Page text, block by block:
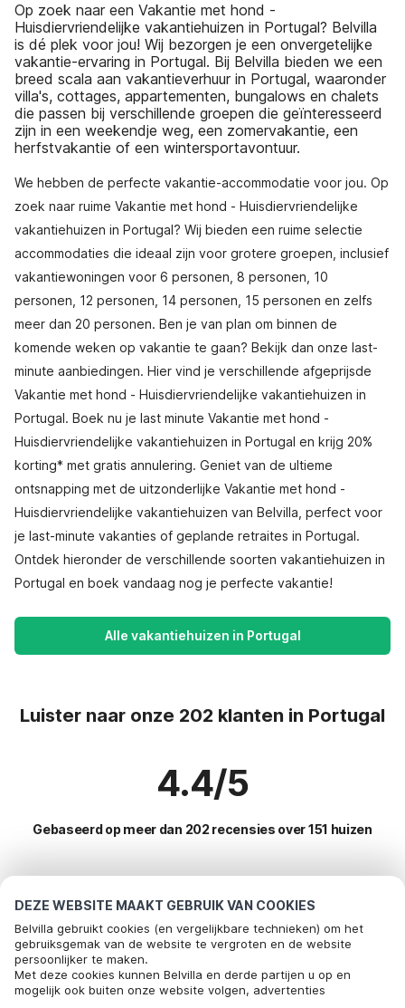
DEZE WEBSITE MAAKT GEBRUIK VAN COOKIES
Belvilla gebruikt cookies (en vergelijkbare technieken) om het
gebruiksgemak van de website te vergroten en de website
persoonlijker te maken.
Met deze cookies kunnen Belvilla en derde partijen u op en
mogelijk ook buiten onze website volgen, advertenties
Op zoek naar een Vakantie met hond -
Huisdiervriendelijke vakantiehuizen in Portugal? Belvilla
is dé plek voor jou! Wij bezorgen je een onvergetelijke
vakantie-ervaring in Portugal. Bij Belvilla bieden we een
breed scala aan vakantieverhuur in Portugal, waaronder
villa's, cottages, appartementen, bungalows en chalets
die passen bij verschillende groepen die geïnteresseerd
zijn in een weekendje weg, een zomervakantie, een
herfstvakantie of een wintersportavontuur.
We hebben de perfecte vakantie-accommodatie voor jou. Op
zoek naar ruime Vakantie met hond - Huisdiervriendelijke
vakantiehuizen in Portugal? Wij bieden een ruime selectie
accommodaties die ideaal zijn voor grotere groepen, inclusief
vakantiewoningen voor 6 personen, 8 personen, 10
personen, 12 personen, 14 personen, 15 personen en zelfs
meer dan 20 personen. Ben je van plan om binnen de
komende weken op vakantie te gaan? Bekijk dan onze last-
minute aanbiedingen. Hier vind je verschillende afgeprijsde
Vakantie met hond - Huisdiervriendelijke vakantiehuizen in
Portugal. Boek nu je last minute Vakantie met hond -
Huisdiervriendelijke vakantiehuizen in Portugal en krijg 20%
korting* met gratis annulering. Geniet van de ultieme
ontsnapping met de uitzonderlijke Vakantie met hond -
Huisdiervriendelijke vakantiehuizen van Belvilla, perfect voor
je last-minute vakanties of geplande retraites in Portugal.
Ontdek hieronder de verschillende soorten vakantiehuizen in
Portugal en boek vandaag nog je perfecte vakantie!
Alle vakantiehuizen in Portugal
Luister naar onze 202 klanten in Portugal
4.4/5
Gebaseerd op meer dan 202 recensies over 151 huizen
Meest populaire bestemmingen voor
vakantie
Populaire voorzieningen voor vakantie in Portugal
Kindvriendelijke vakantiehuizen
Toplanden met topvoorzieningen voor vakanties
Bel om te boeken